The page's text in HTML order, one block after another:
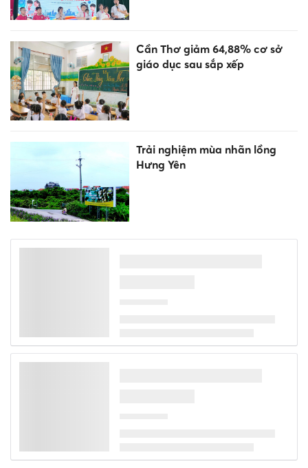
Cần Thơ giảm 64,88% cơ sở
giáo dục sau sắp xếp
Trải nghiệm mùa nhãn lồng
Hưng Yên